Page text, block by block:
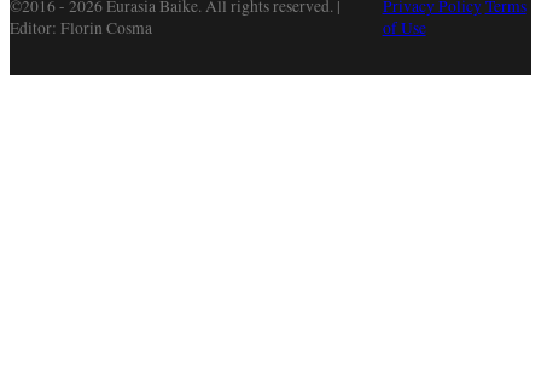
©2016 - 2026 Eurasia Baike. All rights reserved. |
Editor: Florin Cosma
Privacy PolicyTerms
of Use